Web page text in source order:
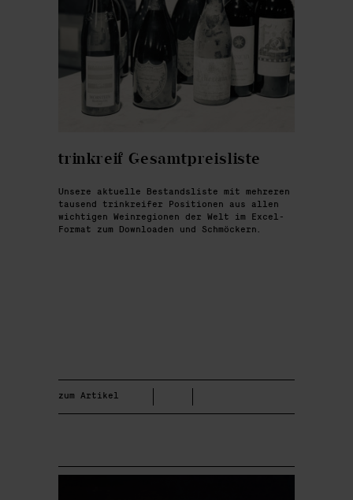
trinkreif Gesamtpreisliste
Unsere aktuelle Bestandsliste mit mehreren
tausend trinkreifer Positionen aus allen
wichtigen Weinregionen der Welt im Excel-
Format zum Downloaden und Schmöckern.
zum Artikel